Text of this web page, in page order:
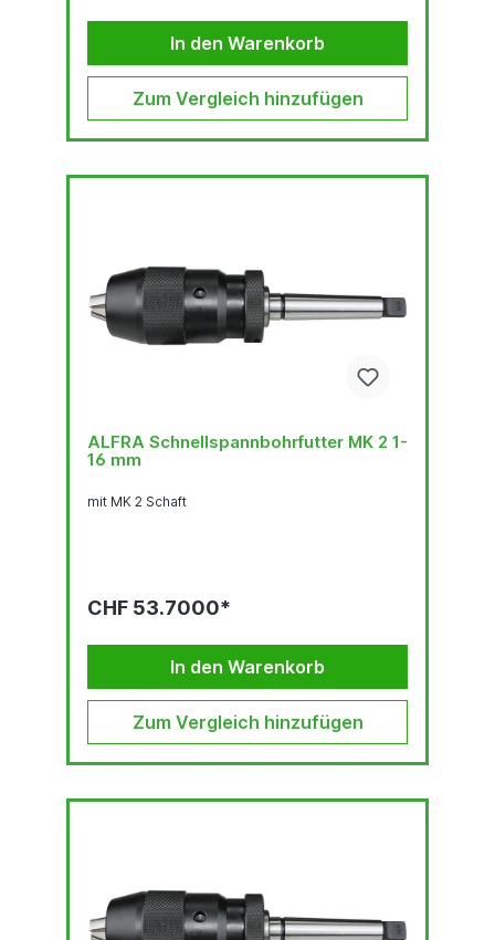
In den Warenkorb
Zum Vergleich hinzufügen
ALFRA Schnellspannbohrfutter MK 2 1-
16 mm
mit MK 2 Schaft
CHF 53.7000*
In den Warenkorb
Zum Vergleich hinzufügen